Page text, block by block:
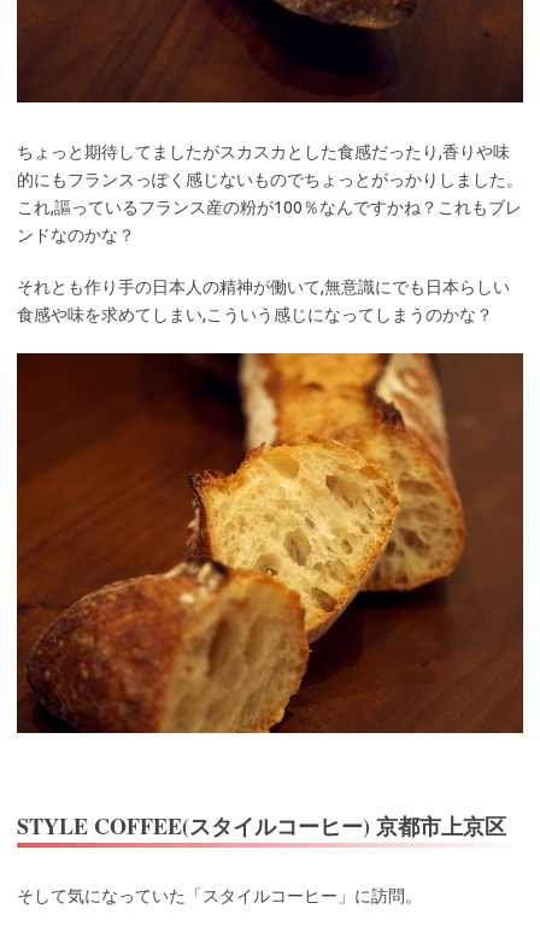
ちょっと期待してましたがスカスカとした食感だったり,香りや味
的にもフランスっぽく感じないものでちょっとがっかりしました。
これ,謳っているフランス産の粉が100％なんですかね？これもブレ
ンドなのかな？
それとも作り手の日本人の精神が働いて,無意識にでも日本らしい
食感や味を求めてしまい,こういう感じになってしまうのかな？
STYLE COFFEE(スタイルコーヒー) 京都市上京区
そして気になっていた「スタイルコーヒー」に訪問。